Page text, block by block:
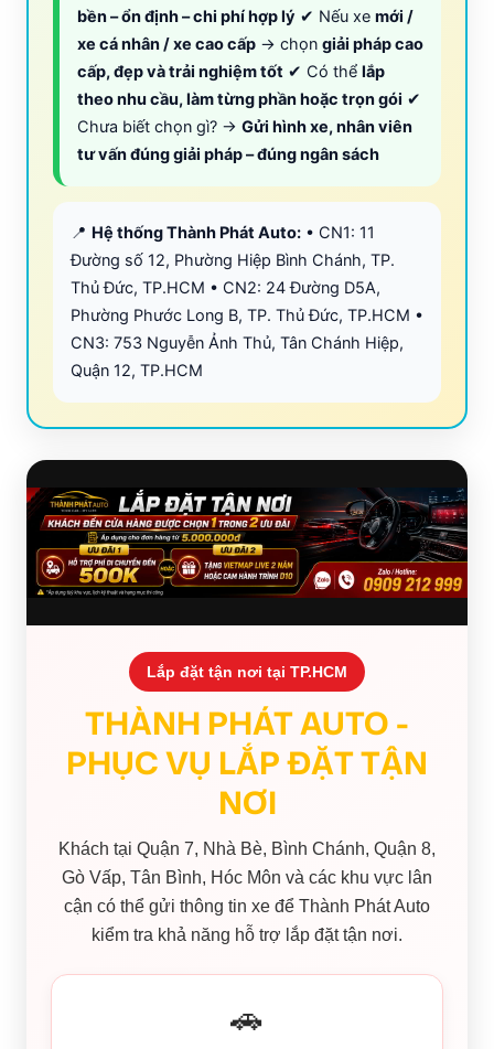
bền – ổn định – chi phí hợp lý ✔ Nếu xe mới /
xe cá nhân / xe cao cấp → chọn giải pháp cao
cấp, đẹp và trải nghiệm tốt ✔ Có thể lắp
theo nhu cầu, làm từng phần hoặc trọn gói ✔
Chưa biết chọn gì? → Gửi hình xe, nhân viên
tư vấn đúng giải pháp – đúng ngân sách
📍 Hệ thống Thành Phát Auto: • CN1: 11
Đường số 12, Phường Hiệp Bình Chánh, TP.
Thủ Đức, TP.HCM • CN2: 24 Đường D5A,
Phường Phước Long B, TP. Thủ Đức, TP.HCM •
CN3: 753 Nguyễn Ảnh Thủ, Tân Chánh Hiệp,
Quận 12, TP.HCM
Lắp đặt tận nơi tại TP.HCM
THÀNH PHÁT AUTO -
PHỤC VỤ LẮP ĐẶT TẬN
NƠI
Khách tại Quận 7, Nhà Bè, Bình Chánh, Quận 8,
Gò Vấp, Tân Bình, Hóc Môn và các khu vực lân
cận có thể gửi thông tin xe để Thành Phát Auto
kiểm tra khả năng hỗ trợ lắp đặt tận nơi.
🚗